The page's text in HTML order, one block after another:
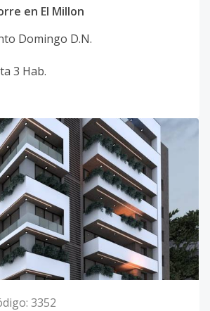
en El Millon
Domingo D.N.
3 Hab.
: 3352